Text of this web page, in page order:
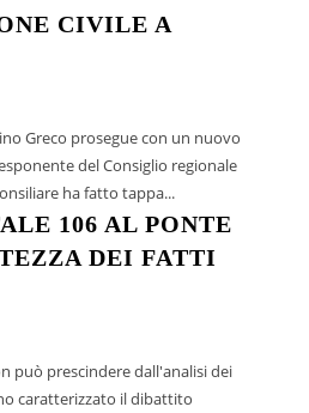
CIVILE A
Greco prosegue con un nuovo
del Consiglio regionale
ha fatto tappa...
106 AL PONTE
DEI FATTI
può prescindere dall'analisi dei
caratterizzato il dibattito